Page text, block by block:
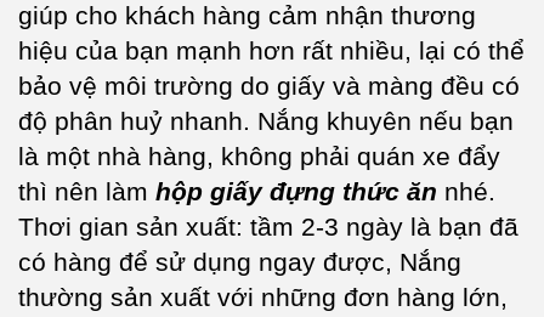
giúp cho khách hàng cảm nhận thương
hiệu của bạn mạnh hơn rất nhiều, lại có thể
bảo vệ môi trường do giấy và màng đều có
độ phân huỷ nhanh. Nắng khuyên nếu bạn
là một nhà hàng, không phải quán xe đẩy
thì nên làm hộp giấy đựng thức ăn nhé.
Thơi gian sản xuất: tầm 2-3 ngày là bạn đã
có hàng để sử dụng ngay được, Nắng
thường sản xuất với những đơn hàng lớn,